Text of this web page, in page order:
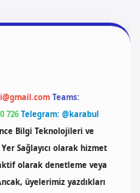
Teams:
726 Telegram: @karabul
Bilgi Teknolojileri ve
Sağlayıcı olarak hizmet
olarak denetleme veya
üyelerimiz yazdıkları